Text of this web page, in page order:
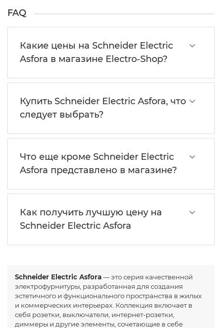
FAQ
Какие цены на Schneider Electric
Asfora в магазине Electro-Shop?
Купить Schneider Electric Asfora, что
следует выбрать?
Что еще кроме Schneider Electric
Asfora представлено в магазине?
Как получить лучшую цену на
Schneider Electric Asfora
Schneider Electric Asfora— это серия качественной
электрофурнитуры, разработанная для создания
эстетичного и функционального пространства в жилых
и коммерческих интерьерах. Коллекция включает в
себя розетки, выключатели, интернет-розетки,
диммеры и другие элементы, сочетающие в себе